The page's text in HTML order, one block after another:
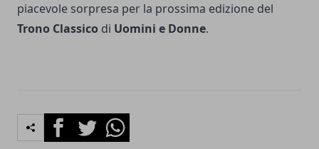
piacevole sorpresa per la prossima edizione del
Trono Classico di Uomini e Donne.
FacebookTwitterWhatsapp